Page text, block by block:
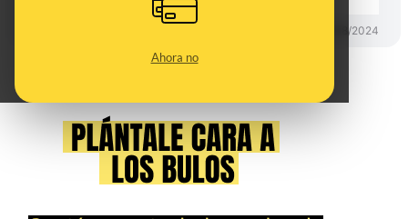
Ahora no
23/08/2024